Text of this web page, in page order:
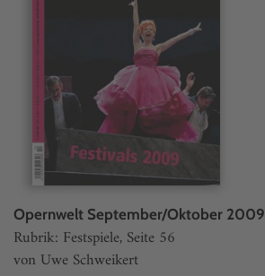
Opernwelt September/Oktober 2009
Rubrik: Festspiele, Seite 56
von Uwe Schweikert